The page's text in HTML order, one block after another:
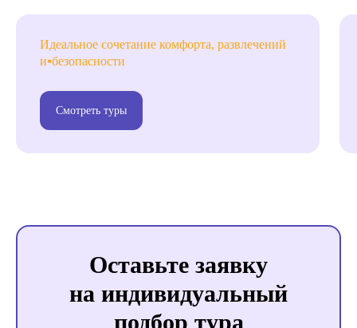
Идеальное сочетание комфорта, развлечений
и⦁безопасности
Смотреть туры
Оставьте заявку
на индивидуальный
подбор тура